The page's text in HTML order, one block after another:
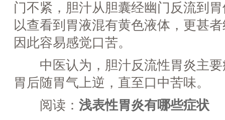
门不紧，胆汁从胆囊经幽门反流到
以查看到胃液混有黄色液体，更甚
因此容易感觉口苦。
中医认为，胆汁反流性胃炎主要
胃后随胃气上逆，直至口中苦味。
阅读： 浅表性胃炎有哪些症状